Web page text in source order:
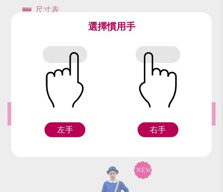
尺寸表
#蠟筆小新 #野原新之助
選擇慣用手
左手 右手